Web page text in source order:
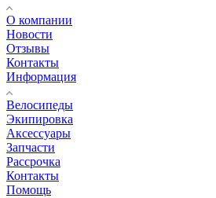
О компании
Новости
Отзывы
Контакты
Информация
Велосипеды
Экипировка
Аксессуары
Запчасти
Рассрочка
Контакты
Помощь